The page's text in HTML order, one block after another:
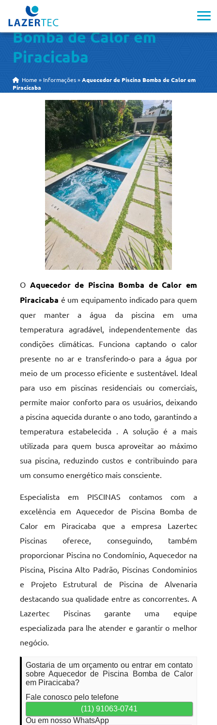
Aquecedor de Piscina
Bomba de Calor em
Piracicaba
Home » Informações »Aquecedor de Piscina Bomba de Calor em
Piracicaba
O Aquecedor de Piscina Bomba de Calor em
Piracicaba é um equipamento indicado para quem
quer manter a água da piscina em uma
temperatura agradável, independentemente das
condições climáticas. Funciona captando o calor
presente no ar e transferindo-o para a água por
meio de um processo eficiente e sustentável. Ideal
para uso em piscinas residenciais ou comerciais,
permite maior conforto para os usuários, deixando
a piscina aquecida durante o ano todo, garantindo a
temperatura estabelecida . A solução é a mais
utilizada para quem busca aproveitar ao máximo
sua piscina, reduzindo custos e contribuindo para
um consumo energético mais consciente.
Especialista em PISCINAS contamos com a
excelência em Aquecedor de Piscina Bomba de
Calor em Piracicaba que a empresa Lazertec
Piscinas oferece, conseguindo, também
proporcionar Piscina no Condomínio, Aquecedor na
Piscina, Piscina Alto Padrão, Piscinas Condominios
e Projeto Estrutural de Piscina de Alvenaria
destacando sua qualidade entre as concorrentes. A
Lazertec Piscinas garante uma equipe
especializada para lhe atender e garantir o melhor
negócio.
Gostaria de um orçamento ou entrar em contato
sobre Aquecedor de Piscina Bomba de Calor
em Piracicaba?
Fale conosco pelo telefone
(11) 91063-0741
Ou em nosso WhatsApp